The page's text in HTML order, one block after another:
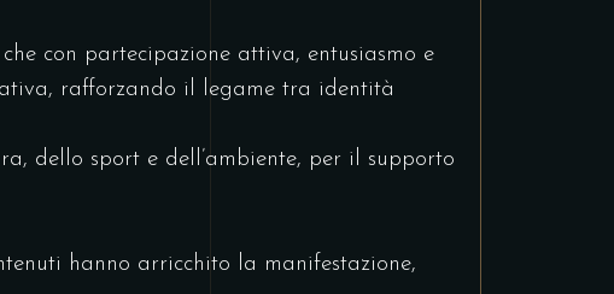
con partecipazione attiva, entusiasmo e
rafforzando il legame tra identità
dello sport e dell’ambiente, per il supporto
hanno arricchito la manifestazione,